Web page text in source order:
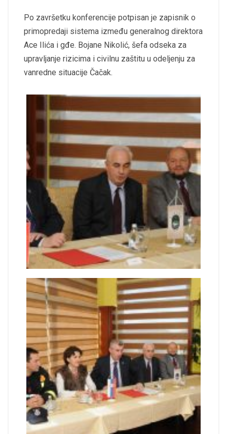
Po završetku konferencije potpisan je zapisnik o
primopredaji sistema između generalnog direktora
Ace Ilića i gđe. Bojane Nikolić, šefa odseka za
upravljanje rizicima i civilnu zaštitu u odeljenju za
vanredne situacije Čačak.